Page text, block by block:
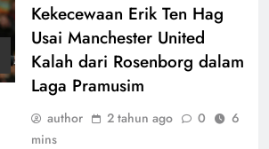
Kekecewaan Erik Ten Hag
Usai Manchester United
Kalah dari Rosenborg dalam
Laga Pramusim
author 2 tahun ago 0
6
mins